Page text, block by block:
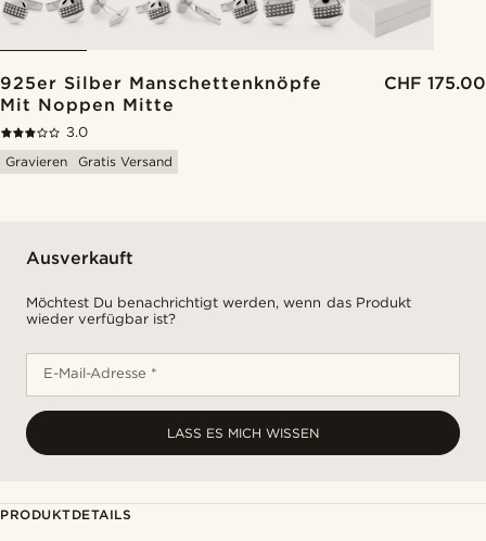
925er Silber Manschettenknöpfe
Mit Noppen Mitte
CHF 175.00
3.0
Gravieren
Gratis Versand
Ausverkauft
Möchtest Du benachrichtigt werden, wenn das Produkt
wieder verfügbar ist?
E-Mail-Adresse *
LASS ES MICH WISSEN
PRODUKTDETAILS